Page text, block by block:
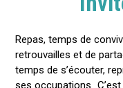
Repas, temps de
retrouvailles et de
temps de s’écouter,
ses